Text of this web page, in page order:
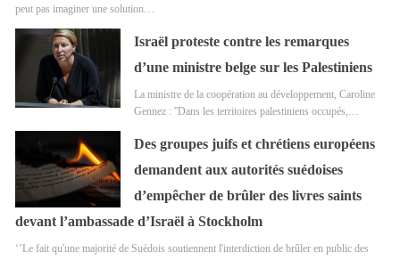
peut pas imaginer une solution…
Israël proteste contre les remarques
d’une ministre belge sur les Palestiniens
La ministre de la coopération au développement, Caroline
Gennez : ''Dans les territoires palestiniens occupés,…
Des groupes juifs et chrétiens européens
demandent aux autorités suédoises
d’empêcher de brûler des livres saints
devant l’ambassade d’Israël à Stockholm
‘’Le fait qu'une majorité de Suédois soutiennent l'interdiction de brûler en public des